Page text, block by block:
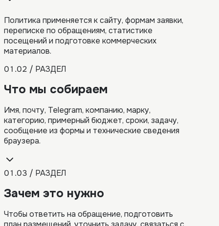
Политика применяется к сайту, формам заявки,
переписке по обращениям, статистике
посещений и подготовке коммерческих
материалов.
01.02 / РАЗДЕЛ
Что мы собираем
Имя, почту, Telegram, компанию, марку,
категорию, примерный бюджет, сроки, задачу,
сообщение из формы и технические сведения
браузера.
01.03 / РАЗДЕЛ
Зачем это нужно
Чтобы ответить на обращение, подготовить